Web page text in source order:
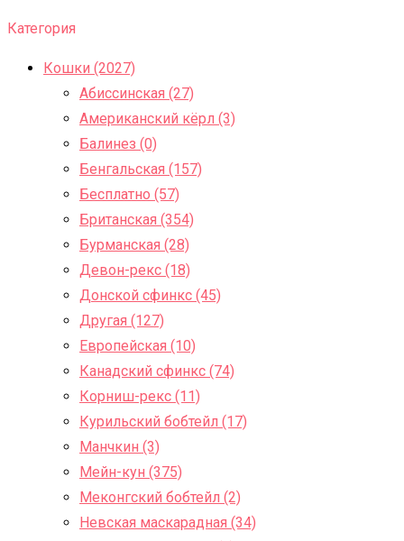
Категория
Кошки (2027)
Абиссинская (27)
Американский кёрл (3)
Балинез (0)
Бенгальская (157)
Бесплатно (57)
Британская (354)
Бурманская (28)
Девон-рекс (18)
Донской сфинкс (45)
Другая (127)
Европейская (10)
Канадский сфинкс (74)
Корниш-рекс (11)
Курильский бобтейл (17)
Манчкин (3)
Мейн-кун (375)
Меконгский бобтейл (2)
Невская маскарадная (34)